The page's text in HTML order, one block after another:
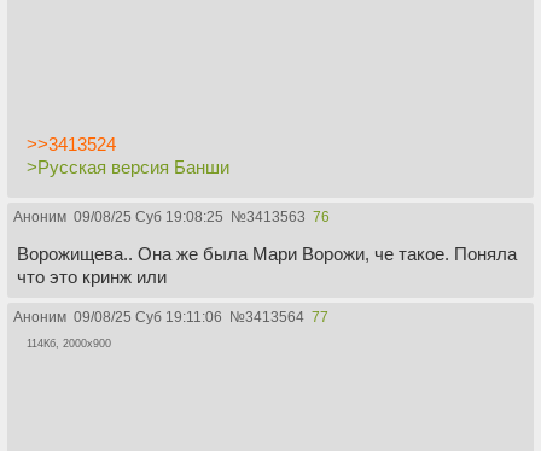
>>3413524
>Русская версия Банши
Аноним 09/08/25 Суб 19:08:25 №3413563 76
Ворожищева.. Она же была Мари Ворожи, че такое. Поняла
что это кринж или
Аноним 09/08/25 Суб 19:11:06 №3413564 77
114Кб, 2000x900